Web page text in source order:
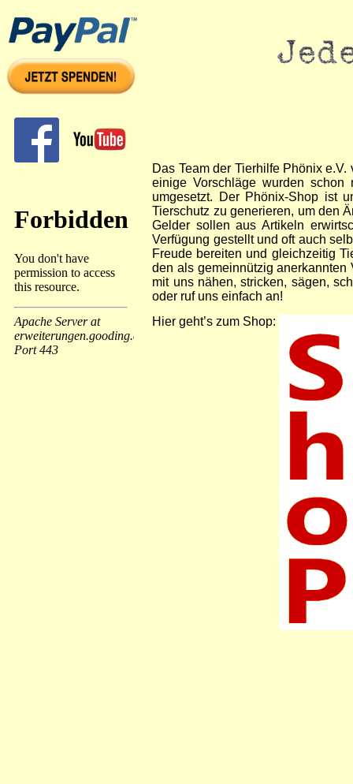
Das Team der Tierhilfe Phönix
einige Vorschläge wurden
umgesetzt. Der Phönix-Shop ist
Tierschutz zu generieren, um den
Gelder sollen aus Artikeln
Verfügung gestellt und oft auch
Freude bereiten und gleichzeitig
den als gemeinnützig anerkannten
mit uns nähen, stricken, sägen,
oder ruf uns einfach an!
Hier geht’s zum Shop: